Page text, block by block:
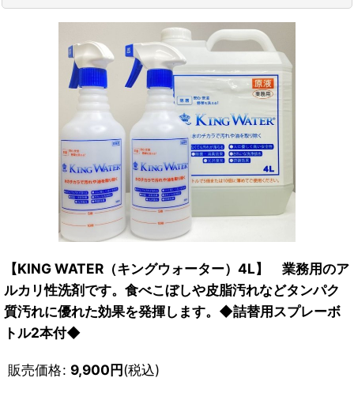
【KING WATER（キングウォーター）4L】 業務用のア
ルカリ性洗剤です。食べこぼしや皮脂汚れなどタンパク
質汚れに優れた効果を発揮します。◆詰替用スプレーボ
トル2本付◆
販売価格: 9,900円(税込)